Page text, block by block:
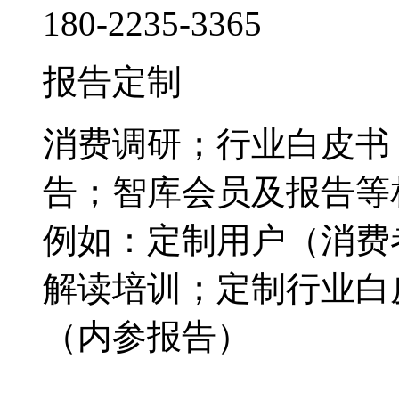
180-2235-3365
报告定制
消费调研；行业白皮
告；智库会员及报告
例如：定制用户（消
解读培训；定制行业
（内参报告）